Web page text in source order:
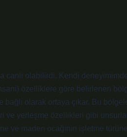
canlı olabilirdi. Kendi
özelliklere göre belirlenen
olarak ortaya çıkar. Bu
yerleşme özellikleri gibi
ve maden ocağının işletme